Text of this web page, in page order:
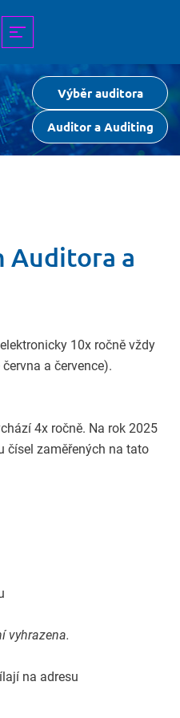
Výběr auditora
Auditor a Auditing
Auditora a
10x ročně vždy
a července).
4x ročně. Na rok 2025
čísel zaměřených na tato
vyhrazena.
na adresu